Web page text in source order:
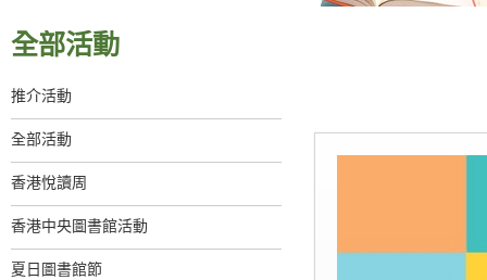
全部活動
推介活動
全部活動
香港悅讀周
香港中央圖書館活動
夏日圖書館節